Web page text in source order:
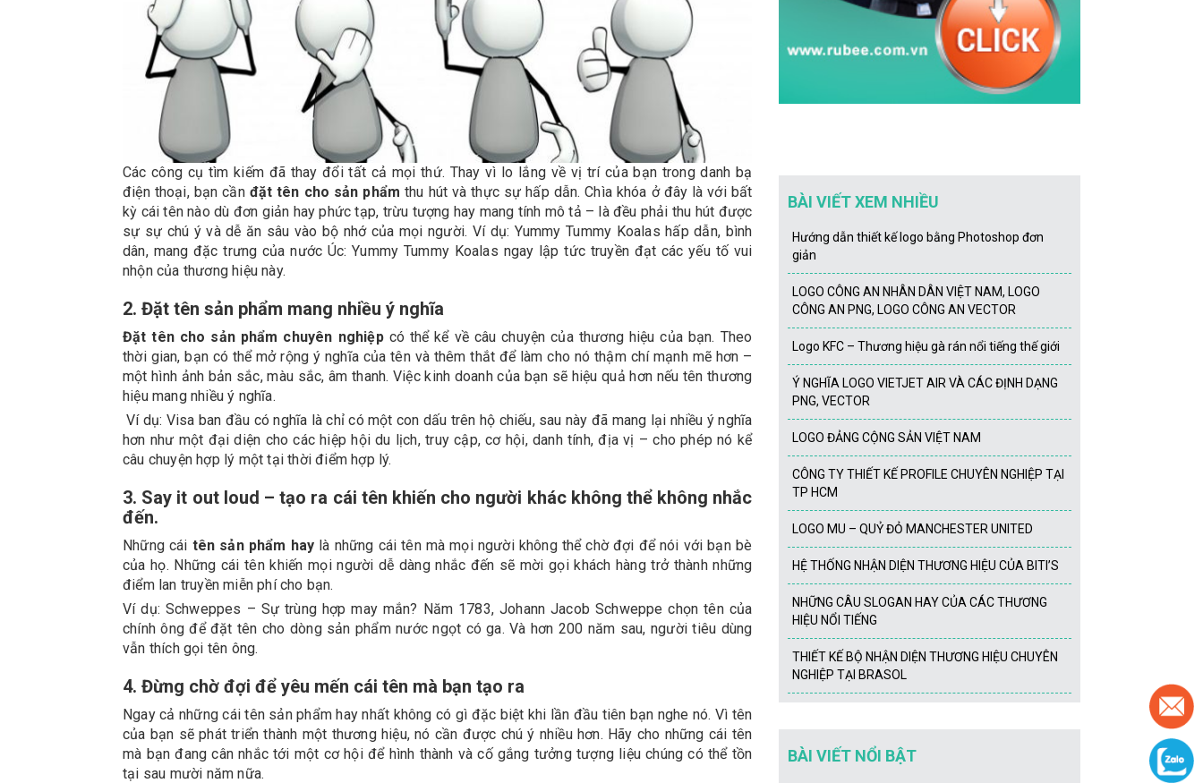
Các công cụ tìm kiếm đã thay đổi tất cả mọi thứ. Thay vì lo lắng về vị trí của bạn trong danh bạ
điện thoại, bạn cần đặt tên cho sản phẩm thu hút và thực sự hấp dẫn. Chìa khóa ở đây là với bất
kỳ cái tên nào dù đơn giản hay phức tạp, trừu tượng hay mang tính mô tả – là đều phải thu hút được
sự sự chú ý và dễ ăn sâu vào bộ nhớ của mọi người. Ví dụ: Yummy Tummy Koalas hấp dẫn, bình
dân, mang đặc trưng của nước Úc: Yummy Tummy Koalas ngay lập tức truyền đạt các yếu tố vui
nhộn của thương hiệu này.
2. Đặt tên sản phẩm mang nhiều ý nghĩa
Đặt tên cho sản phẩm chuyên nghiệpcó thể kể về câu chuyện của thương hiệu của bạn. Theo
thời gian, bạn có thể mở rộng ý nghĩa của tên và thêm thắt để làm cho nó thậm chí mạnh mẽ hơn –
một hình ảnh bản sắc, màu sắc, âm thanh. Việc kinh doanh của bạn sẽ hiệu quả hơn nếu tên thương
hiệu mang nhiều ý nghĩa.
Ví dụ: Visa ban đầu có nghĩa là chỉ có một con dấu trên hộ chiếu, sau này đã mang lại nhiều ý nghĩa
hơn như một đại diện cho các hiệp hội du lịch, truy cập, cơ hội, danh tính, địa vị – cho phép nó kể
câu chuyện hợp lý một tại thời điểm hợp lý.
3. Say it out loud – tạo ra cái tên khiến cho người khác không thể không nhắc
đến.
Những cái tên sản phẩm hay là những cái tên mà mọi người không thể chờ đợi để nói với bạn bè
của họ. Những cái tên khiến mọi người dễ dàng nhắc đến sẽ mời gọi khách hàng trở thành những
điểm lan truyền miễn phí cho bạn.
Ví dụ: Schweppes – Sự trùng hợp may mắn? Năm 1783, Johann Jacob Schweppe chọn tên của
chính ông để đặt tên cho dòng sản phẩm nước ngọt có ga. Và hơn 200 năm sau, người tiêu dùng
vẫn thích gọi tên ông.
4. Đừng chờ đợi để yêu mến cái tên mà bạn tạo ra
Ngay cả những cái tên sản phẩm hay nhất không có gì đặc biệt khi lần đầu tiên bạn nghe nó. Vì tên
của bạn sẽ phát triển thành một thương hiệu, nó cần được chú ý nhiều hơn. Hãy cho những cái tên
mà bạn đang cân nhắc tới một cơ hội để hình thành và cố gắng tưởng tượng liệu chúng có thể tồn
tại sau mười năm nữa.
BÀI VIẾT XEM NHIỀU
Hướng dẫn thiết kế logo bằng Photoshop đơn
giản
LOGO CÔNG AN NHÂN DÂN VIỆT NAM, LOGO
CÔNG AN PNG, LOGO CÔNG AN VECTOR
Logo KFC – Thương hiệu gà rán nổi tiếng thế giới
Ý NGHĨA LOGO VIETJET AIR VÀ CÁC ĐỊNH DẠNG
PNG, VECTOR
LOGO ĐẢNG CỘNG SẢN VIỆT NAM
CÔNG TY THIẾT KẾ PROFILE CHUYÊN NGHIỆP TẠI
TP HCM
LOGO MU – QUỶ ĐỎ MANCHESTER UNITED
HỆ THỐNG NHẬN DIỆN THƯƠNG HIỆU CỦA BITI’S
NHỮNG CÂU SLOGAN HAY CỦA CÁC THƯƠNG
HIỆU NỔI TIẾNG
THIẾT KẾ BỘ NHẬN DIỆN THƯƠNG HIỆU CHUYÊN
NGHIỆP TẠI BRASOL
BÀI VIẾT NỔI BẬT